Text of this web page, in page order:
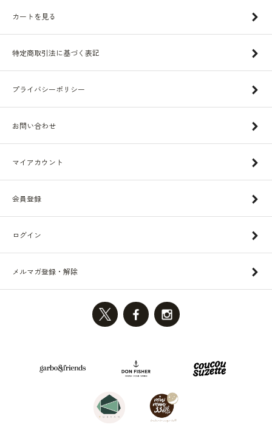
カートを見る
特定商取引法に基づく表記
プライバシーポリシー
お問い合わせ
マイアカウント
会員登録
ログイン
メルマガ登録・解除